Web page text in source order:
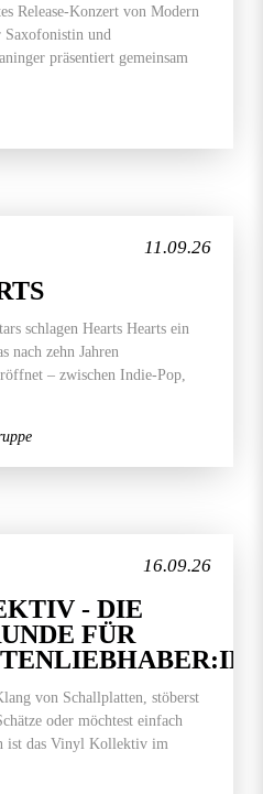
Release-Konzert von Modern
und
präsentiert gemeinsam
11.09.26
schlagen Hearts Hearts ein
nach zehn Jahren
– zwischen Indie-Pop,
16.09.26
- DIE
FÜR
von Schallplatten, stöberst
oder möchtest einfach
ist das Vinyl Kollektiv im